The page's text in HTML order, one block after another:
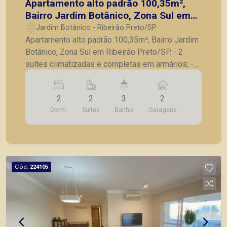
Apartamento alto padrão 100,35m²,
Bairro Jardim Botânico, Zona Sul em
Ribeirão Preto/SP.
Jardim Botânico - Ribeirão Preto/SP
Apartamento alto padrão 100,35m², Bairro Jardim
Botânico, Zona Sul em Ribeirão Preto/SP. - 2
suítes climatizadas e completas em armários; -
Sala ampla para 2 ambientes com painéis
embutidos; - Lavabo; - Varanda gourmet fechada
em vidro, com armário e churrasqueira elétrica; -
Cozinha com armários planejados, cooktop, forno
e microondas; - Área de serviço com armários; -
temos imóveis no Nova Aliança, Jardim Botânico,
Jardim Canadá, casas e apartamentos próximos a
mercados, farmácias, escolas, além de pontos
comerciais localizados na Zona Sul.
2
Dorm.
2
Suítes
3
Banho
2
Garagens
Cód. 224105